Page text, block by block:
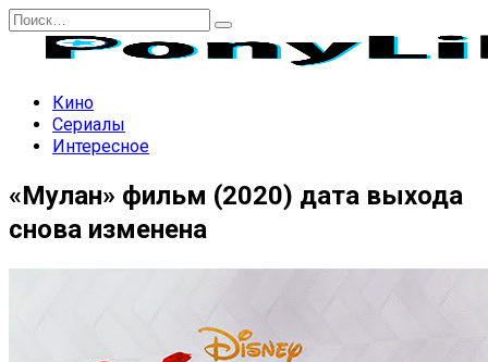
Перейти
содержанию
Search
Кино
Сериалы
Интересное
«Мулан» фильм (2020) дата выхода
снова изменена